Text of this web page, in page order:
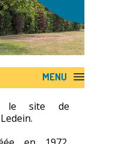
MENU
le site de